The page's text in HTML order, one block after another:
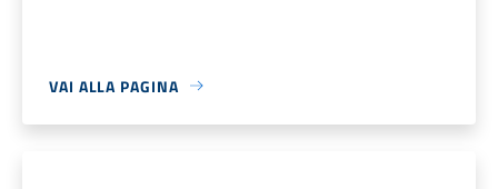
VAI ALLA PAGINA